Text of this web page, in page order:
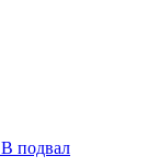
В подвал